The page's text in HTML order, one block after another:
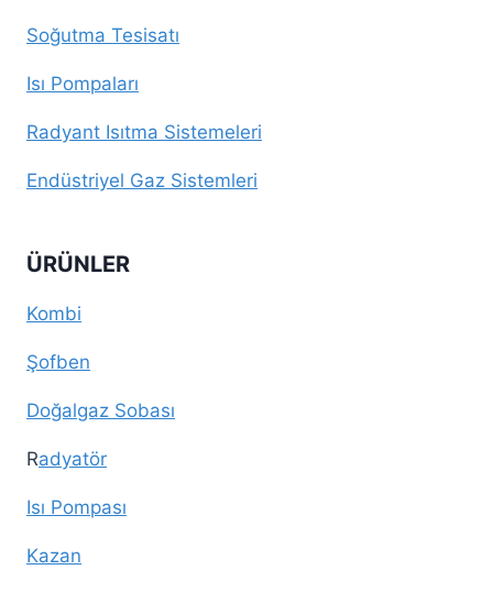
Soğutma Tesisatı
Isı Pompaları
Radyant Isıtma Sistemeleri
Endüstriyel Gaz Sistemleri
ÜRÜNLER
Kombi
Şofben
Doğalgaz Sobası
Radyatör
Isı Pompası
Kazan